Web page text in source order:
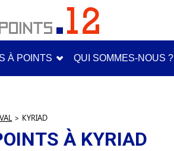
À POINTS QUI SOMMES-NOUS ?
> KYRIAD
À KYRIAD